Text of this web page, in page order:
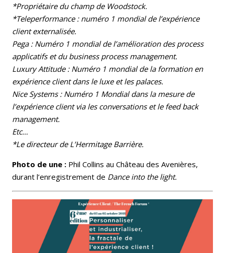
*Propriétaire du champ de Woodstock.
*Teleperformance : numéro 1 mondial de l’expérience
client externalisée.
Pega : Numéro 1 mondial de l’amélioration des process
applicatifs et du business process management.
Luxury Attitude : Numéro 1 mondial de la formation en
expérience client dans le luxe et les palaces.
Nice Systems : Numéro 1 Mondial dans la mesure de
l’expérience client via les conversations et le feed back
management.
Etc…
*Le directeur de L’Hermitage Barrière.
Photo de une : Phil Collins au Château des Avenières,
durant l’enregistrement de Dance into the light.